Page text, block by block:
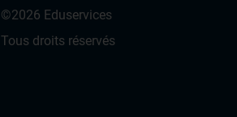
©2026 Eduservices
Tous droits réservés